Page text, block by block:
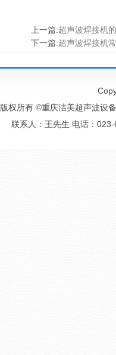
上一篇:超声波焊接机
下一篇:超声波焊接机
版权所有 ©重庆洁美超声波设
联系人：王先生 电话：